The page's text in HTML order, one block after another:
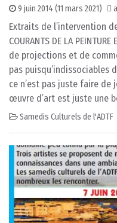
9 juin 2014 (11 mars 2021)
Extraits de l’intervention de
COURANTS DE LA
de projections et de
pas
ce n’est pas juste faire de
œuvre d’art est juste une
Samedis Culturels de l'ADTF